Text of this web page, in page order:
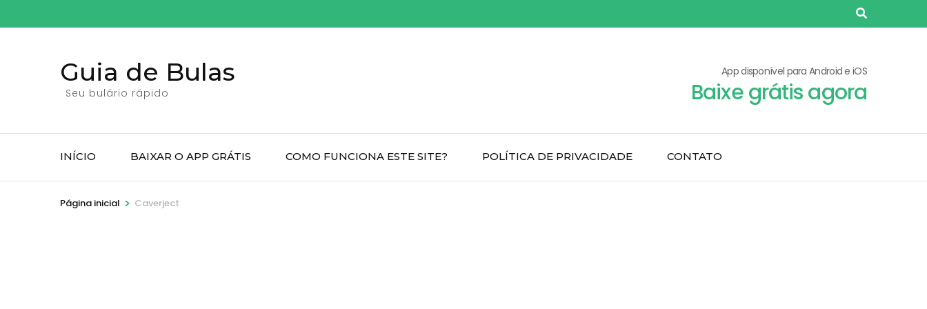
para
Guia de Bulas
Seu bulário rápido
App disponível para Android e iOS
Baixe grátis agora
INÍCIO BAIXAR O APP GRÁTIS COMO FUNCIONA ESTE SITE? POLÍTICA DE PRIVACIDADE CONTATO
Página inicial > Caverject